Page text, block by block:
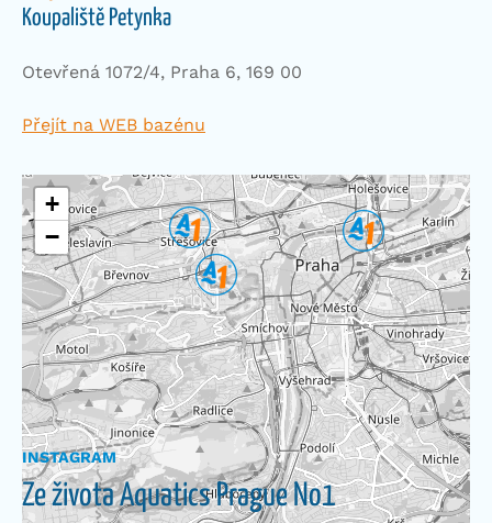
Koupaliště Petynka
Otevřená 1072/4, Praha 6, 169 00
Přejít na WEB bazénu
+
−
INSTAGRAM
Ze života Aquatics Prague No1